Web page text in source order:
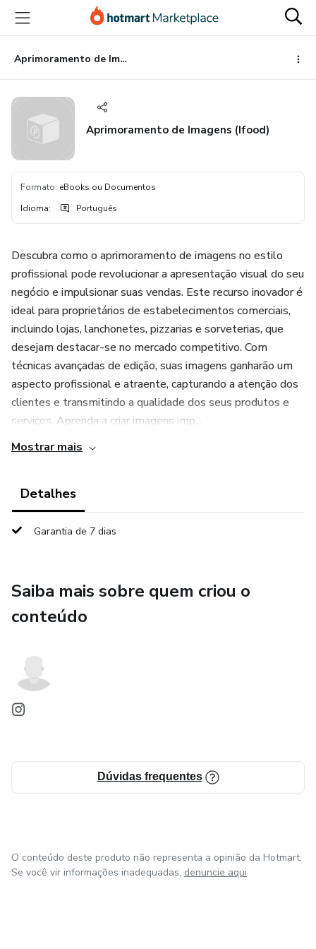
para
conteúdo
principal
para
pagamento
para
rodapé
Aprimoramento de Imagens (Ifood)
Aprimoramento de Imagens (Ifood)
Formato: eBooks ou Documentos
Idioma: Português
Descubra como o aprimoramento de imagens no estilo
profissional pode revolucionar a apresentação visual do seu
negócio e impulsionar suas vendas. Este recurso inovador é
ideal para proprietários de estabelecimentos comerciais,
incluindo lojas, lanchonetes, pizzarias e sorveterias, que
desejam destacar-se no mercado competitivo. Com
técnicas avançadas de edição, suas imagens ganharão um
aspecto profissional e atraente, capturando a atenção dos
clientes e transmitindo a qualidade dos seus produtos e
serviços. Aprenda a criar imagens imp...
Mostrar mais
Detalhes
Garantia de 7 dias
Saiba mais sobre quem criou o
conteúdo
Dúvidas frequentes
O conteúdo deste produto não representa a opinião da Hotmart.
Se você vir informações inadequadas, denuncie aqui